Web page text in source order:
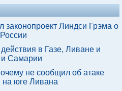
Линдси Грэма о
в Газе, Ливане и
Самарии
не сообщил об атаке
на юге Ливана